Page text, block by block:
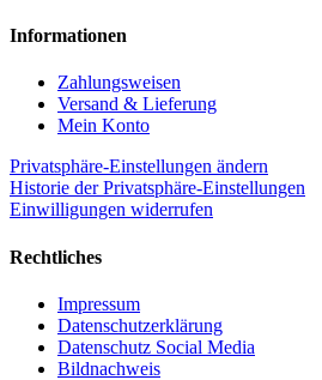
Informationen
Zahlungsweisen
Versand & Lieferung
Mein Konto
Privatsphäre-Einstellungen ändern
Historie der Privatsphäre-Einstellungen
Einwilligungen widerrufen
Rechtliches
Impressum
Datenschutzerklärung
Datenschutz Social Media
Bildnachweis